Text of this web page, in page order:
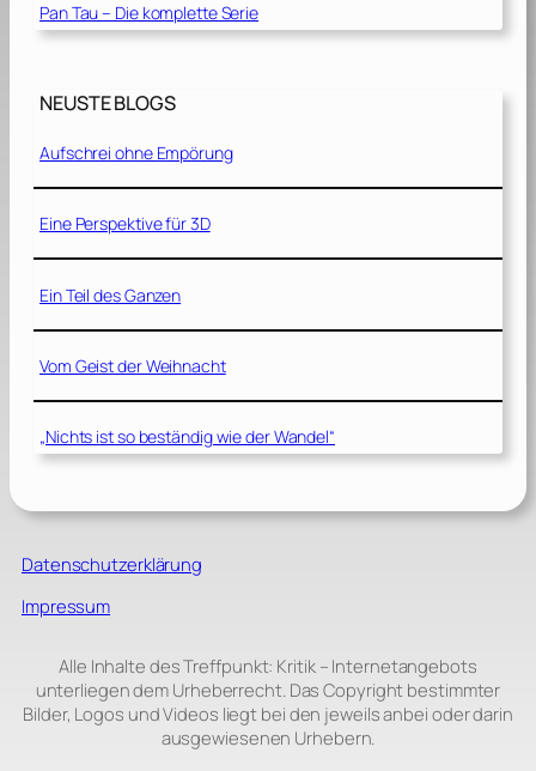
Pan Tau – Die komplette Serie
NEUSTE BLOGS
Aufschrei ohne Empörung
Eine Perspektive für 3D
Ein Teil des Ganzen
Vom Geist der Weihnacht
„Nichts ist so beständig wie der Wandel“
Datenschutzerklärung
Impressum
Alle Inhalte des Treffpunkt: Kritik – Internetangebots
unterliegen dem Urheberrecht. Das Copyright bestimmter
Bilder, Logos und Videos liegt bei den jeweils anbei oder darin
ausgewiesenen Urhebern.